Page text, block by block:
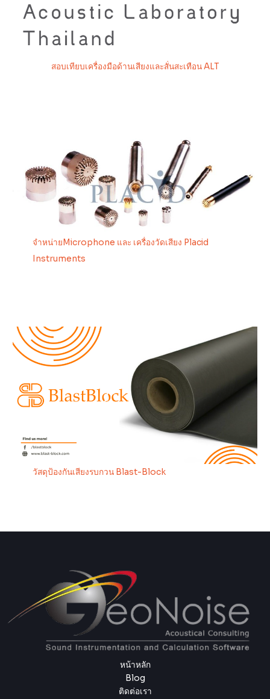
สอบเทียบเครื่องมือด้านเสียงและสั่นสะเทือน ALT
จำหน่ายMicrophone และ เครื่องวัดเสียง Placid
Instruments
วัสดุป้องกันเสียงรบกวน Blast-Block
หน้าหลัก
Blog
ติดต่อเรา